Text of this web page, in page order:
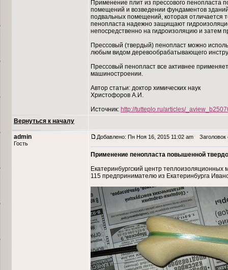
Применение плит из прессового пенопласта
помещений и возведении фундаментов
подвальных помещений, которая отличается
пенопласта надежно защищают
непосредственно на гидроизоляцию и затем
Прессовый (твердый) пенопласт можно
любым видом деревообрабатывающего
Прессовый пенопласт все активнее
машиностроении.
Автор статьи: доктор химических наук
Христофоров А.И.
Источник: http://tutteplo.ru/articles/
Вернуться к началу
admin
Гость
Добавлено: Пн Ноя 16, 2015 11:02 am Заголовок
Применение пенопласта повышенной
Екатеринбургский центр
115 предпринимателю из Екатеринбурга